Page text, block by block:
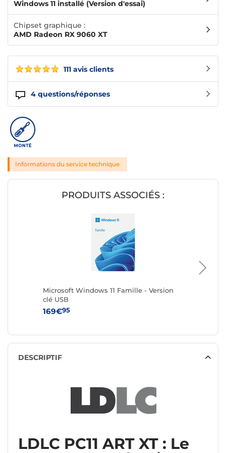
111 avis clients
4 questions/réponses
Windows 11 installé (Version d'essai)
Chipset graphique :
AMD Radeon RX 9060 XT
Informations du service technique
PRODUITS ASSOCIÉS :
Microsoft Windows 11 Famille - Version
clé USB
169€95
DESCRIPTIF
LDLC PC11 ART XT : Le